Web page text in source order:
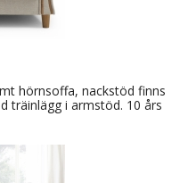
hörnsoffa, nackstöd finns
träinlägg i armstöd. 10 års